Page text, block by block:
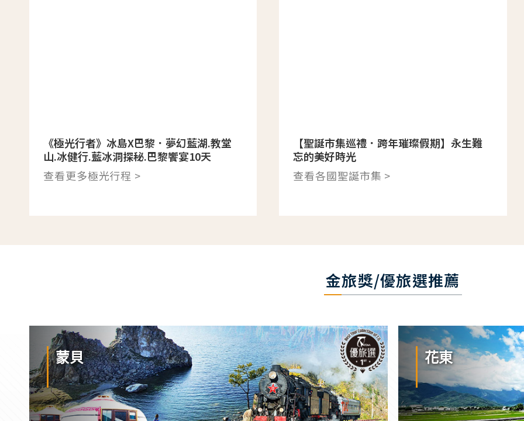
《極光行者》冰島X巴黎．夢幻藍湖.教堂
山.冰健行.藍冰洞探秘.巴黎饗宴10天
查看更多極光行程 >
【聖誕市集巡禮．跨年璀璨假期】永生難
忘的美好時光
查看各國聖誕市集 >
金旅獎/優旅選推薦
蒙貝 花東